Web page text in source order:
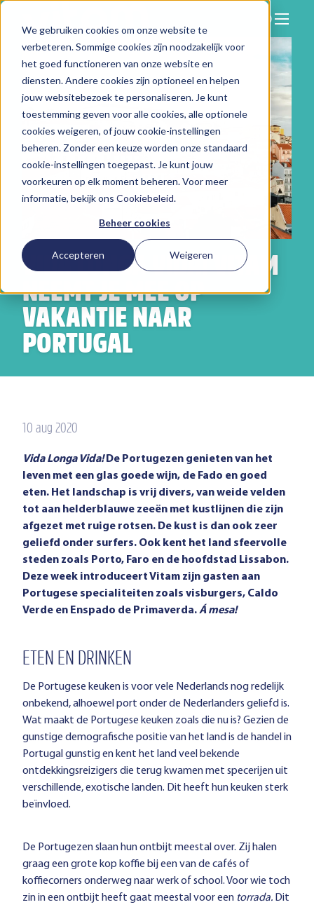
We gebruiken cookies om onze website te
verbeteren. Sommige cookies zijn noodzakelijk voor
het goed functioneren van onze website en
diensten. Andere cookies zijn optioneel en helpen
jouw websitebezoek te personaliseren. Je kunt
toestemming geven voor alle cookies, alle optionele
cookies weigeren, of jouw cookie-instellingen
beheren. Zonder een keuze worden onze standaard
cookie-instellingen toegepast. Je kunt jouw
voorkeuren op elk moment beheren. Voor meer
informatie, bekijk ons Cookiebeleid.
Beheer cookies
Accepteren Weigeren
Hier vind je ons
Onze aanpak
Over Vitam
Nieuws
Contact
Werken bij
Zoeken
VIDA LONGA VIDA! VITAM
NEEMT JE MEE OP
VAKANTIE NAAR
PORTUGAL
10 aug 2020
Vida Longa Vida! De Portugezen genieten van het
leven met een glas goede wijn, de Fado en goed
eten. Het landschap is vrij divers, van weide velden
tot aan helderblauwe zeeën met kustlijnen die zijn
afgezet met ruige rotsen. De kust is dan ook zeer
geliefd onder surfers. Ook kent het land sfeervolle
steden zoals Porto, Faro en de hoofdstad Lissabon.
Deze week introduceert Vitam zijn gasten aan
Portugese specialiteiten zoals visburgers, Caldo
Verde en Enspado de Primaverda.Á mesa!
ETEN EN DRINKEN
De Portugese keuken is voor vele Nederlands nog redelijk
onbekend, alhoewel port onder de Nederlanders geliefd is.
Wat maakt de Portugese keuken zoals die nu is? Gezien de
gunstige demografische positie van het land is de handel in
Portugal gunstig en kent het land veel bekende
ontdekkingsreizigers die terug kwamen met specerijen uit
verschillende, exotische landen. Dit heeft hun keuken sterk
beïnvloed.
De Portugezen slaan hun ontbijt meestal over. Zij halen
graag een grote kop koffie bij een van de cafés of
koffiecorners onderweg naar werk of school. Voor wie toch
zin in een ontbijt heeft gaat meestal voor een torrada. Dit